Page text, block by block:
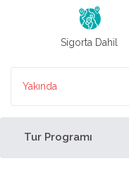
Sigorta Dahil
Yakında
Tur Programı